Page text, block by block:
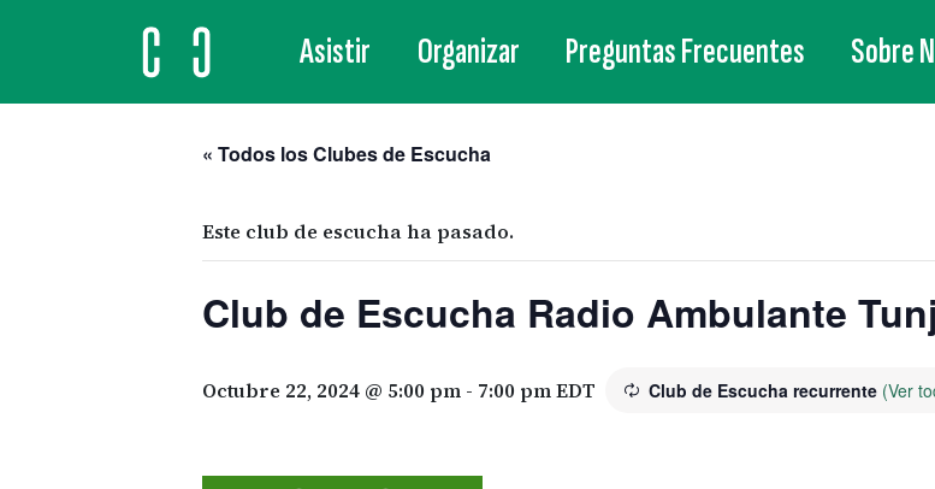
MAIN NAVIGATION
Asistir Organizar Preguntas Frecuentes Sobre
« Todos los Clubes de Escucha
Este club de escucha ha pasado.
Club de Escucha Radio Ambulante
Octubre 22, 2024 @ 5:00 pm - 7:00 pmEDT Club de Escucha recurrente (Ver